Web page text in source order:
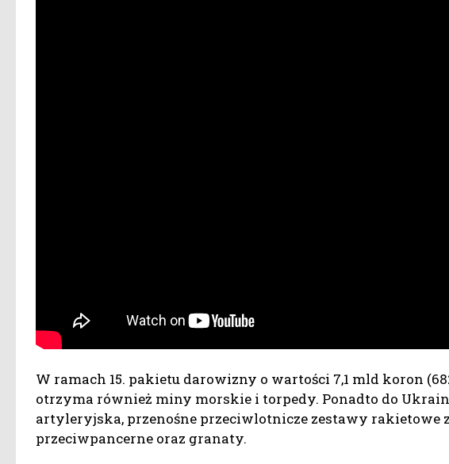
W ramach 15. pakietu darowizny o wartości 7,1 mld koron
otrzyma również miny morskie i torpedy. Ponadto do
artyleryjska, przenośne przeciwlotnicze zestawy rakietowe
przeciwpancerne oraz granaty.